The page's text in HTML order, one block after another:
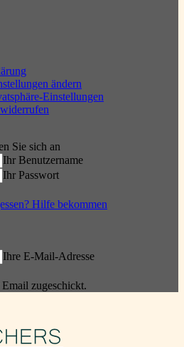
ändern
Einstellungen
Sie sich an
Ihr Benutzername
Ihr Passwort
Hilfe bekommen
Ihre E-Mail-Adresse
zugeschickt.